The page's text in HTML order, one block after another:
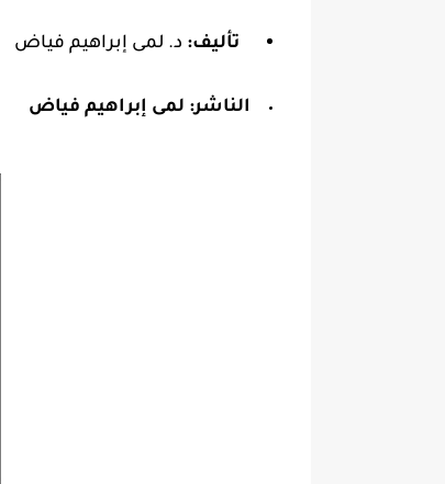
تأليف: د. لمى إبراهيم فياض
الناشر: لمى إبراهيم فياض